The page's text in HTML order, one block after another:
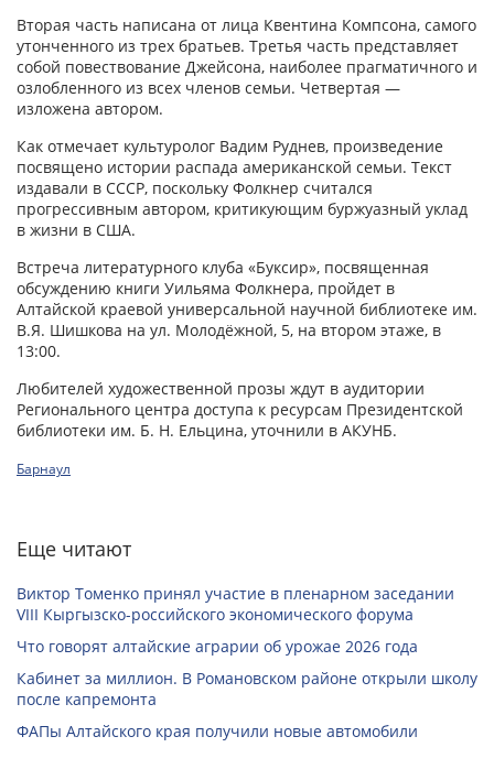
Вторая часть написана от лица Квентина Компсона, самого
утонченного из трех братьев. Третья часть представляет
собой повествование Джейсона, наиболее прагматичного и
озлобленного из всех членов семьи. Четвертая —
изложена автором.
Как отмечает культуролог Вадим Руднев, произведение
посвящено истории распада американской семьи. Текст
издавали в СССР, поскольку Фолкнер считался
прогрессивным автором, критикующим буржуазный уклад
в жизни в США.
Встреча литературного клуба «Буксир», посвященная
обсуждению книги Уильяма Фолкнера, пройдет в
Алтайской краевой универсальной научной библиотеке им.
В.Я. Шишкова на ул. Молодёжной, 5, на втором этаже, в
13:00.
Любителей художественной прозы ждут в аудитории
Регионального центра доступа к ресурсам Президентской
библиотеки им. Б. Н. Ельцина, уточнили в АКУНБ.
Барнаул
Еще читают
Виктор Томенко принял участие в пленарном заседании
VIII Кыргызско-российского экономического форума
Что говорят алтайские аграрии об урожае 2026 года
Кабинет за миллион. В Романовском районе открыли школу
после капремонта
ФАПы Алтайского края получили новые автомобили